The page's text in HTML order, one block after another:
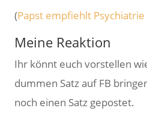
(Papst empfiehlt
Meine Reaktion
Ihr könnt euch vorstellen
dummen Satz auf FB
noch einen Satz gepostet.